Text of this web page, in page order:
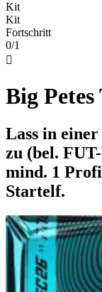
Kit
Kit
Fortschritt
0/1

Big Petes
Lass in
zu (bel.
mind. 1 Profi
Startelf.